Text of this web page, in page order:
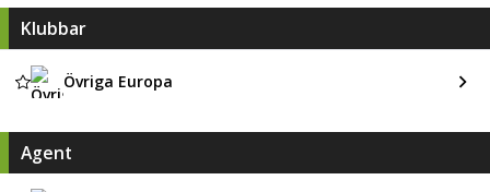
Klubbar
Övriga Europa
Agent